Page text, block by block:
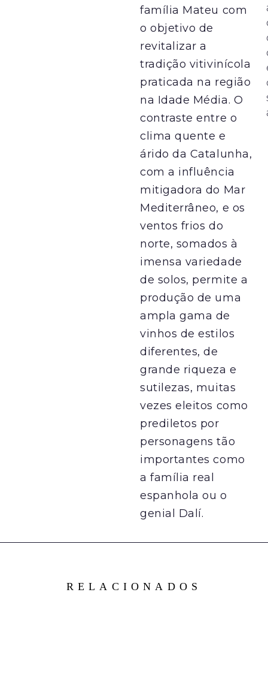
família Mateu com
o objetivo de
revitalizar a
tradição vitivinícola
praticada na região
na Idade Média. O
contraste entre o
clima quente e
árido da Catalunha,
com a influência
mitigadora do Mar
Mediterrâneo, e os
ventos frios do
norte, somados à
imensa variedade
de solos, permite ​a ​
produção de ​uma ​
ampla gama de
vinhos de estilos
diferentes​,​ de
grande riqueza e
sutilezas, muitas
vezes eleitos como
prediletos por
personagens tão
importantes como
a família real
espanhola ou o
genial Dalí.
RELACIONADOS